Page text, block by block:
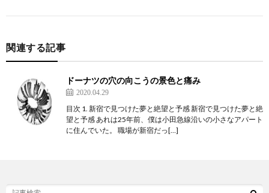
関連する記事
ドーナツの穴の向こうの景色と痛み
2020.04.29
目次 1. 新宿で見つけた夢と絶望と予感 新宿で見つけた夢と絶
望と予感 あれは25年前、僕は小田急線沿いの小さなアパート
に住んでいた。 職場が新宿だっ[…]